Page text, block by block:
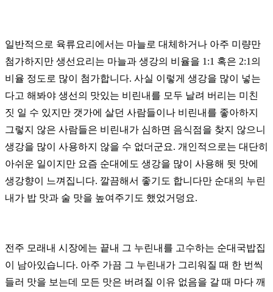
일반적으로 육류요리에서는 마늘로 대체하거나 아주 미량만
첨가하지만 생선요리는 마늘과 생강의 비율을 1:1 혹은 2:1의
비율 정도로 많이 첨가합니다. 사실 이렇게 생강을 많이 넣는
다고 해봐야 생선의 맛있는 비린내를 모두 날려 버리는 미친
짓 일 수 있지만 갯가에 살던 사람들이나 비린내를 좋아하지
그렇지 않은 사람들은 비린내가 심하면 음식점을 찾지 않으니
생강을 많이 사용하지 않을 수 없더군요. 개인적으로는 대단히
아쉬운 일이지만 요즘 순대에도 생강을 많이 사용해 뒷 맛에
생강향이 느껴집니다. 깔끔해서 좋기도 합니다만 순대의 누린
내가 밥 맛과 술 맛을 높여주기도 했었거덩요.
전주 모래내 시장에는 끝내 그 누린내를 고수하는 순대국밥집
이 남아있습니다. 아주 가끔 그 누린내가 그리워질 때 한 번씩
들러 맛을 보는데 모든 맛은 버려질 이유 없음을 갈 때 마다 깨